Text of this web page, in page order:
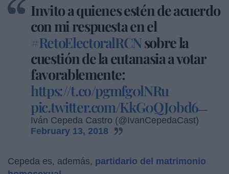
Invito a quienes estén de acuerdo
con mi respuesta en el
#RetoElectoralRCNsobre la
cuestión de la eutanasia a votar
favorablemente:
https://t.co/pgmfg0lNRu
pic.twitter.com/KkG0QJ0bd6—
Iván Cepeda Castro (@IvanCepedaCast)
February 13, 2018
Cepeda es, además, partidario del matrimonio